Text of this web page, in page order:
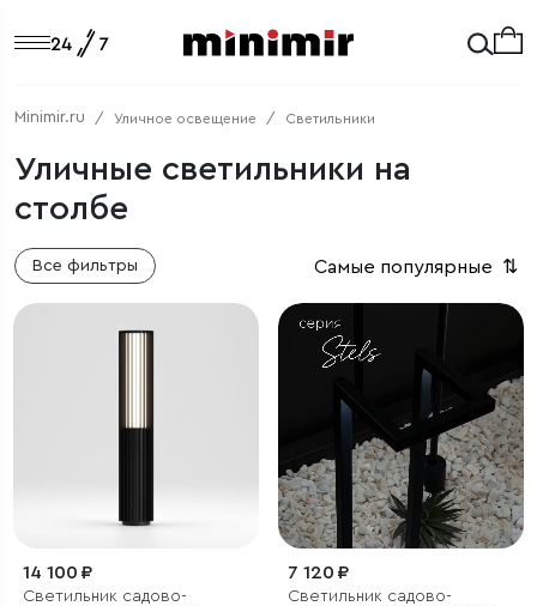
Minimir.ru Уличное освещение Светильники
Уличные светильники на
столбе
Все фильтры Самые популярные ⇅
14 100 ₽
Светильник садово-
7 120 ₽
Светильник садово-